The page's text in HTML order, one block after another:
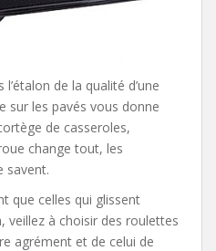
de la qualité d’une
sur les pavés vous donne
de casseroles,
change tout, les
savent.
que celles qui glissent
veillez à choisir des roulettes
agrément et de celui de